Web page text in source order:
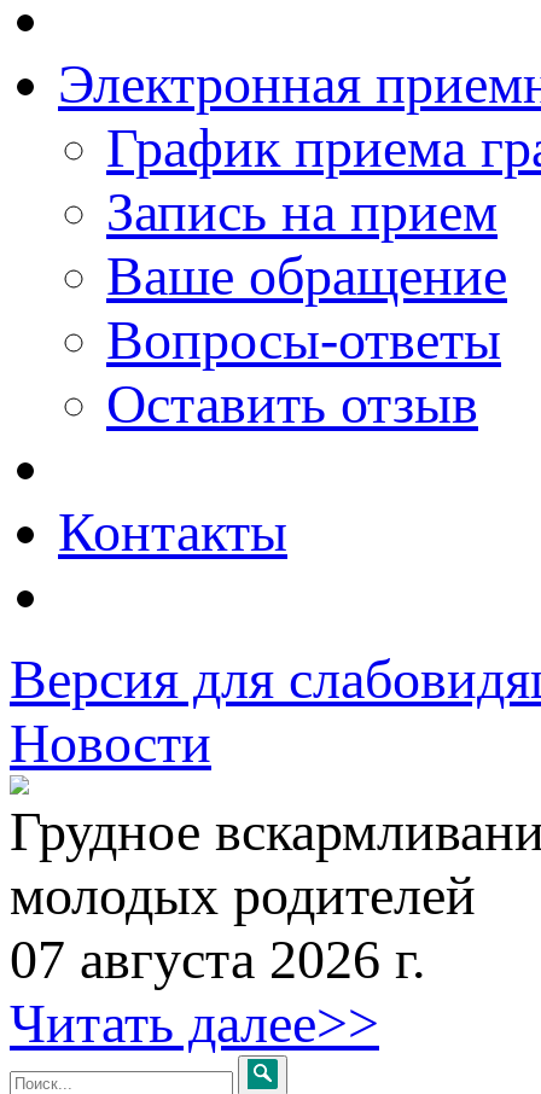
Электронная
График приема
Запись на прием
Ваше обращение
Вопросы-ответы
Оставить отзыв
Контакты
Версия для
Новости
Грудное
молодых родителей
07 августа 2026 г.
Читать далее>>